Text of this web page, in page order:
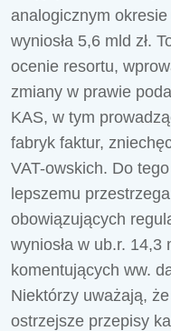
analogicznym
wyniosła 5,6 mld zł.
ocenie resortu,
zmiany w prawie
KAS, w tym
fabryk faktur,
VAT-owskich. Do
lepszemu
obowiązujących
wyniosła w ub.r. 14,3
komentujących ww.
Niektórzy uważają,
ostrzejsze przepisy